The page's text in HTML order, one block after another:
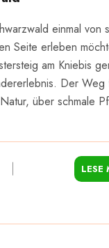
einmal von
Seite erleben
am Kniebis
Der Weg
über schmale
LESE